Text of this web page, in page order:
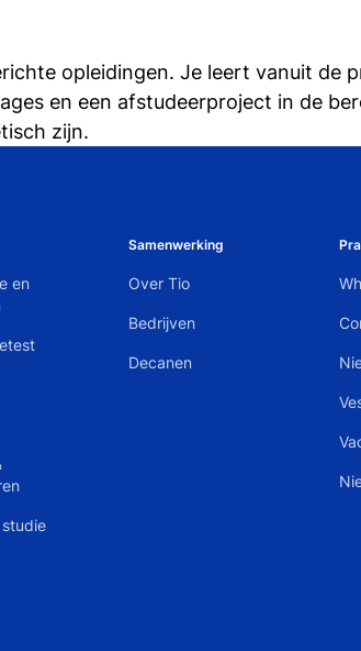
opleidingen. Je leert vanuit de
en een afstudeerproject in de
zijn.
en
Samenwerking
Over Tio
Bedrijven
Decanen